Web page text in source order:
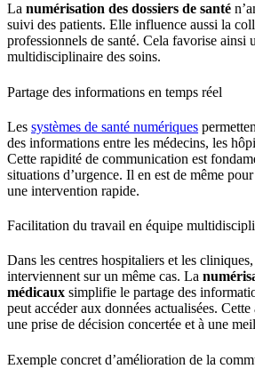
La numérisation des dossiers de santé
suivi des patients. Elle influence aussi la
professionnels de santé. Cela favorise ainsi
multidisciplinaire des soins.
Partage des informations en temps réel
Les systèmes de santé numériques
des informations entre les médecins, les
Cette rapidité de communication est
situations d’urgence. Il en est de même
une intervention rapide.
Facilitation du travail en équipe
Dans les centres hospitaliers et les
interviennent sur un même cas. La
médicaux simplifie le partage des
peut accéder aux données actualisées.
une prise de décision concertée et à une
Exemple concret d’amélioration de la